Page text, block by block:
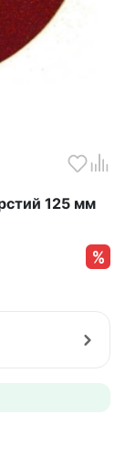
125 мм